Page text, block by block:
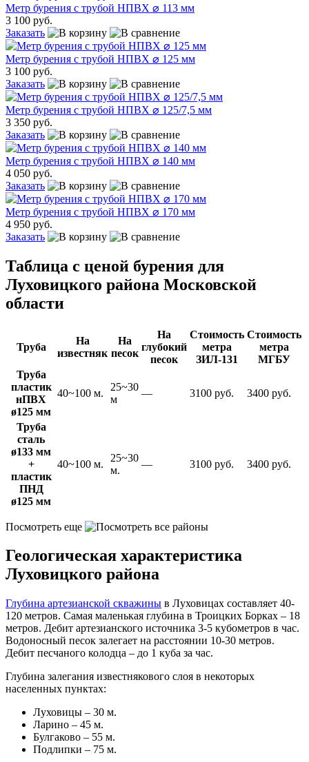
Метр бурения с трубой НПВХ ⌀ 113 мм
3 100 руб.
Заказать
Метр бурения с трубой НПВХ ⌀ 125 мм
3 100 руб.
Заказать
Метр бурения с трубой НПВХ ⌀ 125/7,5 мм
3 350 руб.
Заказать
Метр бурения с трубой НПВХ ⌀ 140 мм
4 050 руб.
Заказать
Метр бурения с трубой НПВХ ⌀ 170 мм
4 950 руб.
Заказать
Таблица с ценой бурения для
Луховицкого района Московской
области
Труба
На
известняк
На
песок
На
глубокий
песок
Стоимость
метра
ЗИЛ-131
Стоимость
метра
МГБУ
Труба
пластик
нПВХ
ø125 мм
40~100 м.
25~30
м
— 3100 руб. 3400 руб.
Труба
сталь
ø133 мм
+
пластик
ПНД
ø125 мм
40~100 м.
25~30
м.
— 3100 руб. 3400 руб.
Посмотреть еще
Геологическая характеристика
Луховицкого района
Глубина артезианской скважины в Луховицах составляет 40-
120 метров. Самая маленькая глубина в Троицких Борках – 18
метров. Дебит артезианского источника 3-5 кубометров в час.
Водоносный песок залегает на расстоянии 10-30 метров.
Дебит песчаного колодца – до 1 куба за час.
Глубина залегания известнякового слоя в некоторых
населенных пунктах:
Луховицы – 30 м.
Ларино – 45 м.
Булгаково – 55 м.
Подлипки – 75 м.